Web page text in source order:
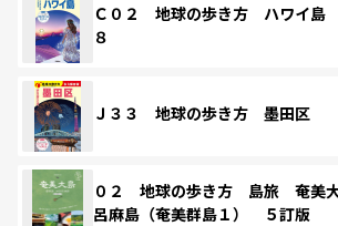
Ｃ０２ 地球の歩き方 ハワイ島
８
Ｊ３３ 地球の歩き方 墨田区
０２ 地球の歩き方 島旅 奄美
呂麻島（奄美群島１） ５訂版